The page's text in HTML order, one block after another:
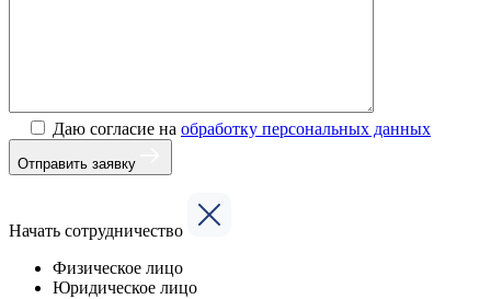
Даю согласие на обработку персональных данных
Отправить заявку
Начать сотрудничество
Физическое лицо
Юридическое лицо